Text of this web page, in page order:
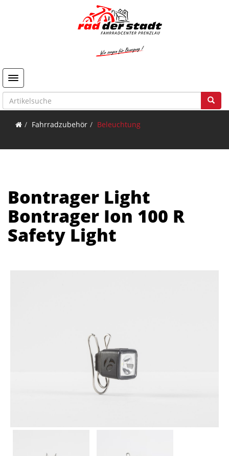
Toggle navigation
Fahrradzubehör Beleuchtung
Bontrager Light
Bontrager Ion 100 R
Safety Light